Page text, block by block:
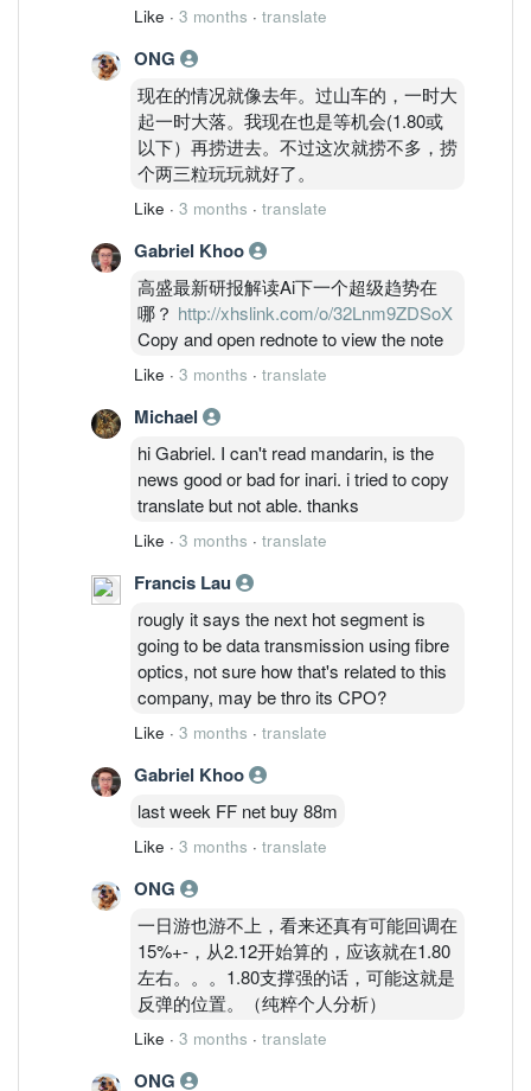
Like · 3 months · translate
ONG
现在的情况就像去年。过山车的，一时大
起一时大落。我现在也是等机会(1.80或
以下）再捞进去。不过这次就捞不多，捞
个两三粒玩玩就好了。
Like · 3 months · translate
Gabriel Khoo
高盛最新研报解读Ai下一个超级趋势在
哪？ http://xhslink.com/o/32Lnm9ZDSoX
Copy and open rednote to view the note
Like · 3 months · translate
Michael
hi Gabriel. I can't read mandarin, is the
news good or bad for inari. i tried to copy
translate but not able. thanks
Like · 3 months · translate
Francis Lau
rougly it says the next hot segment is
going to be data transmission using fibre
optics, not sure how that's related to this
company, may be thro its CPO?
Like · 3 months · translate
Gabriel Khoo
last week FF net buy 88m
Like · 3 months · translate
ONG
一日游也游不上，看来还真有可能回调在
15%+-，从2.12开始算的，应该就在1.80
左右。。。1.80支撑强的话，可能这就是
反弹的位置。（纯粹个人分析）
Like · 3 months · translate
ONG